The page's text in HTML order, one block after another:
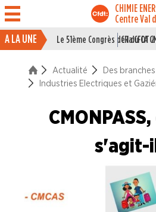
CHIMIE
Centre Val
ACTUALITÉ
La vie du Syndicat
Industries du Caoutchouc
Industries
A LA UNE Le 51ème Congrès de la CFDT à
CR du CA
Actualité
Des
Industries Electriques et
s'agit-